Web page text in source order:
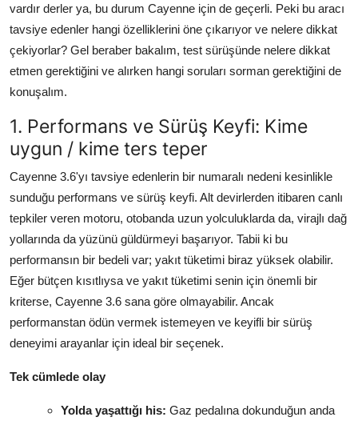
vardır derler ya, bu durum Cayenne için de geçerli. Peki bu aracı
tavsiye edenler hangi özelliklerini öne çıkarıyor ve nelere dikkat
çekiyorlar? Gel beraber bakalım, test sürüşünde nelere dikkat
etmen gerektiğini ve alırken hangi soruları sorman gerektiğini de
konuşalım.
1. Performans ve Sürüş Keyfi: Kime
uygun / kime ters teper
Cayenne 3.6'yı tavsiye edenlerin bir numaralı nedeni kesinlikle
sunduğu performans ve sürüş keyfi. Alt devirlerden itibaren canlı
tepkiler veren motoru, otobanda uzun yolculuklarda da, virajlı dağ
yollarında da yüzünü güldürmeyi başarıyor. Tabii ki bu
performansın bir bedeli var; yakıt tüketimi biraz yüksek olabilir.
Eğer bütçen kısıtlıysa ve yakıt tüketimi senin için önemli bir
kriterse, Cayenne 3.6 sana göre olmayabilir. Ancak
performanstan ödün vermek istemeyen ve keyifli bir sürüş
deneyimi arayanlar için ideal bir seçenek.
Tek cümlede olay
Yolda yaşattığı his: Gaz pedalına dokunduğun anda